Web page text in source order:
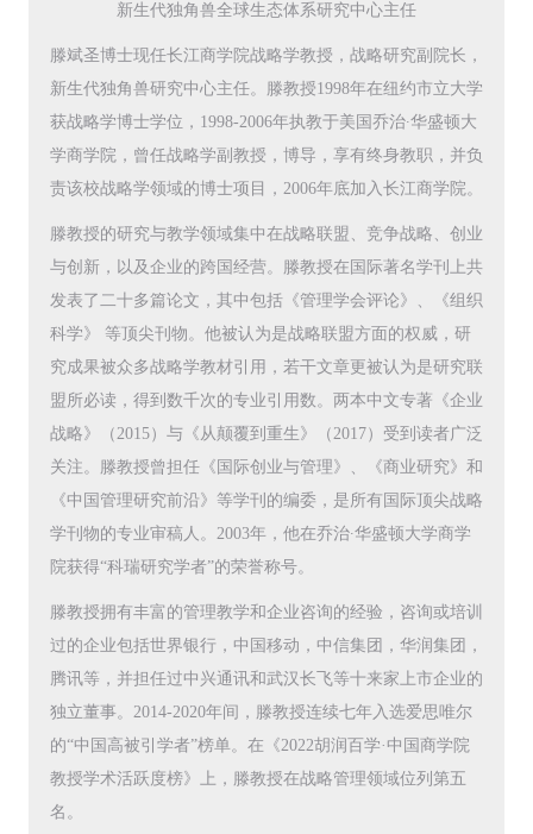
新生代独角兽全球生态体系研究中心主任
滕斌圣博士现任长江商学院战略学教授，战略研究副院长，
新生代独角兽研究中心主任。滕教授1998年在纽约市立大学
获战略学博士学位，1998-2006年执教于美国乔治∙华盛顿大
学商学院，曾任战略学副教授，博导，享有终身教职，并负
责该校战略学领域的博士项目，2006年底加入长江商学院。
滕教授的研究与教学领域集中在战略联盟、竞争战略、创业
与创新，以及企业的跨国经营。滕教授在国际著名学刊上共
发表了二十多篇论文，其中包括《管理学会评论》、《组织
科学》 等顶尖刊物。他被认为是战略联盟方面的权威，研
究成果被众多战略学教材引用，若干文章更被认为是研究联
盟所必读，得到数千次的专业引用数。两本中文专著《企业
战略》（2015）与《从颠覆到重生》（2017）受到读者广泛
关注。滕教授曾担任《国际创业与管理》、《商业研究》和
《中国管理研究前沿》等学刊的编委，是所有国际顶尖战略
学刊物的专业审稿人。2003年，他在乔治∙华盛顿大学商学
院获得“科瑞研究学者”的荣誉称号。
滕教授拥有丰富的管理教学和企业咨询的经验，咨询或培训
过的企业包括世界银行，中国移动，中信集团，华润集团，
腾讯等，并担任过中兴通讯和武汉长飞等十来家上市企业的
独立董事。2014-2020年间，滕教授连续七年入选爱思唯尔
的“中国高被引学者”榜单。在《2022胡润百学·中国商学院
教授学术活跃度榜》上，滕教授在战略管理领域位列第五
名。